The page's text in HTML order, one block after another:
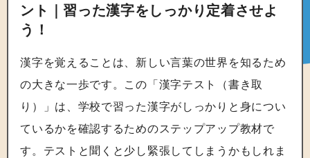
ント｜習った漢字をしっかり定着させよ
う！
漢字を覚えることは、新しい言葉の世界を知るため
の大きな一歩です。この「漢字テスト（書き取
り）」は、学校で習った漢字がしっかりと身につい
ているかを確認するためのステップアップ教材で
す。テストと聞くと少し緊張してしまうかもしれま